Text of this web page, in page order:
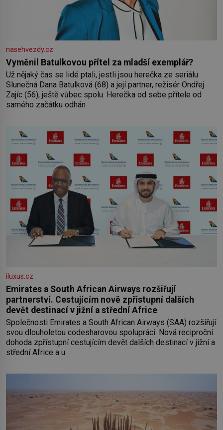
nasehvezdy.cz
Vyměnil Batulkovou přítel za mladší exemplář?
Už nějaký čas se lidé ptali, jestli jsou herečka ze seriálu
Slunečná Dana Batulková (68) a její partner, režisér Ondřej
Zajíc (56), ještě vůbec spolu. Herečka od sebe přítele od
samého začátku odhán
iluxus.cz
Emirates a South African Airways rozšiřují
partnerství. Cestujícím nově zpřístupní dalších
devět destinací v jižní a střední Africe
Společnosti Emirates a South African Airways (SAA) rozšiřují
svou dlouholetou codesharovou spolupráci. Nová reciproční
dohoda zpřístupní cestujícím devět dalších destinací v jižní a
střední Africe a u